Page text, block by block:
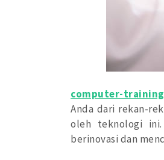
computer-
Anda dari rekan-
oleh teknologi ini.
berinovasi dan